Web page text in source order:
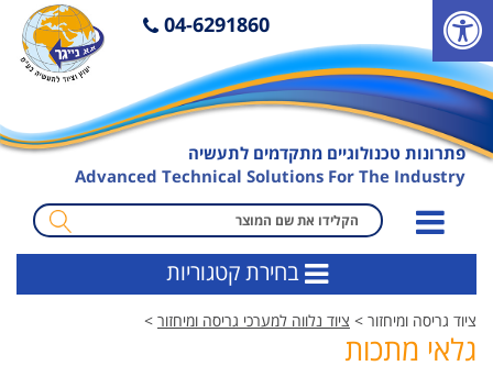
04-6291860
פתרונות טכנולוגיים מתקדמים לתעשיה
Advanced Technical Solutions For The Industry
מ
ח
בחירת קטגוריות
ציוד גריסה ומיחזור > ציוד נלווה למערכי גריסה ומיחזור >
גלאי מתכות
פ
ת
י
ח
ס
ג
ש